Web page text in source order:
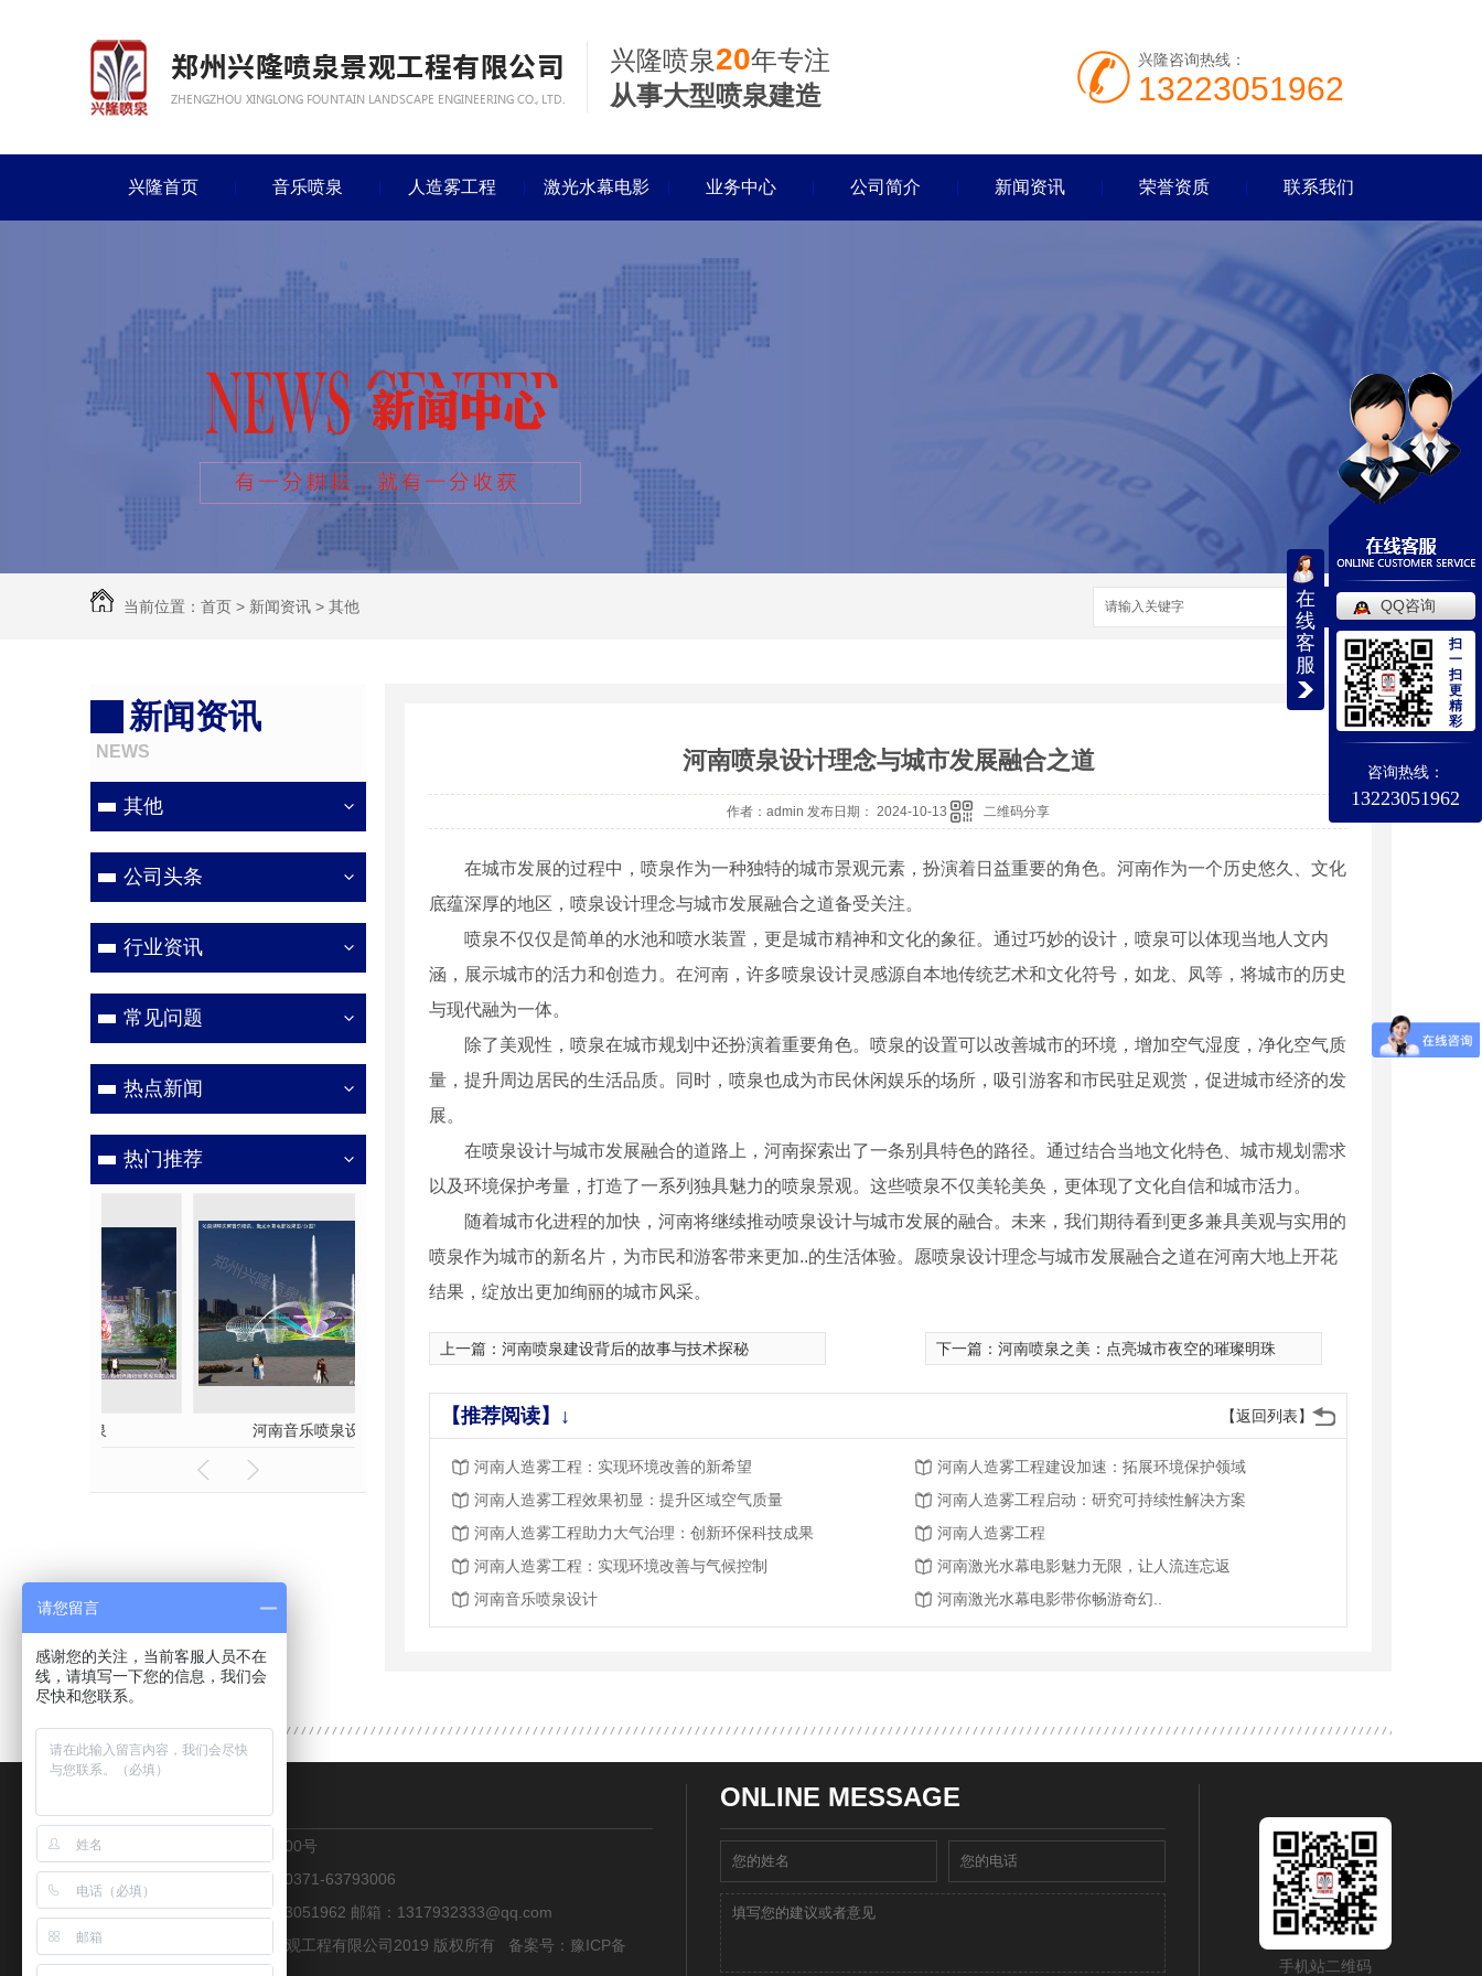
兴隆喷泉20年专注
从事大型喷泉建造
兴隆咨询热线：
13223051962
兴隆首页 音乐喷泉 人造雾工程 激光水幕电影 业务中心 公司简介 新闻资讯 荣誉资质 联系我们
当前位置： 首页 > 新闻资讯 > 其他 搜索
新闻资讯
NEWS
其他
公司头条
行业资讯
常见问题
热点新闻
热门推荐
河南音乐喷泉设计 广场梅花形音乐喷泉3
河南喷泉设计理念与城市发展融合之道
作者：admin 发布日期： 2024-10-13 二维码分享
在城市发展的过程中，喷泉作为一种独特的城市景观元素，扮演着日益重要的角色。河南作为一个历史悠久、文化
底蕴深厚的地区，喷泉设计理念与城市发展融合之道备受关注。
喷泉不仅仅是简单的水池和喷水装置，更是城市精神和文化的象征。通过巧妙的设计，喷泉可以体现当地人文内
涵，展示城市的活力和创造力。在河南，许多喷泉设计灵感源自本地传统艺术和文化符号，如龙、凤等，将城市的历史
与现代融为一体。
除了美观性，喷泉在城市规划中还扮演着重要角色。喷泉的设置可以改善城市的环境，增加空气湿度，净化空气质
量，提升周边居民的生活品质。同时，喷泉也成为市民休闲娱乐的场所，吸引游客和市民驻足观赏，促进城市经济的发
展。
在喷泉设计与城市发展融合的道路上，河南探索出了一条别具特色的路径。通过结合当地文化特色、城市规划需求
以及环境保护考量，打造了一系列独具魅力的喷泉景观。这些喷泉不仅美轮美奂，更体现了文化自信和城市活力。
随着城市化进程的加快，河南将继续推动喷泉设计与城市发展的融合。未来，我们期待看到更多兼具美观与实用的
喷泉作为城市的新名片，为市民和游客带来更加..的生活体验。愿喷泉设计理念与城市发展融合之道在河南大地上开花
结果，绽放出更加绚丽的城市风采。
上一篇： 河南喷泉建设背后的故事与技术探秘 下一篇： 河南喷泉之美：点亮城市夜空的璀璨明珠
【返回列表】
【推荐阅读】↓
河南人造雾工程：实现环境改善的新希望
河南人造雾工程建设加速：拓展环境保护领域
河南人造雾工程效果初显：提升区域空气质量
河南人造雾工程启动：研究可持续性解决方案
河南人造雾工程助力大气治理：创新环保科技成果
河南人造雾工程
河南人造雾工程：实现环境改善与气候控制
河南激光水幕电影魅力无限，让人流连忘返
河南音乐喷泉设计
河南激光水幕电影带你畅游奇幻..
地址：郑州市金水区花园路100号
热线：13223051962 传真：0371-63793006
联系人：张经理 手机：13223051962 邮箱：1317932333@qq.com
Copyright © 郑州兴隆喷泉景观工程有限公司2019 版权所有 备案号： 豫ICP备
ONLINE MESSAGE
手机站二维码
请您留言
感谢您的关注，当前客服人员不在
线，请填写一下您的信息，我们会
尽快和您联系。
在
线
客
服
QQ咨询
扫
一
扫
更
精
彩
咨询热线：
13223051962